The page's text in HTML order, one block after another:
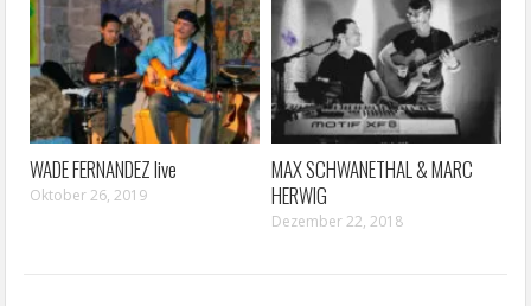
WADE FERNANDEZ live
Oktober 26, 2019
MAX SCHWANETHAL & MARC
HERWIG
Dezember 22, 2018